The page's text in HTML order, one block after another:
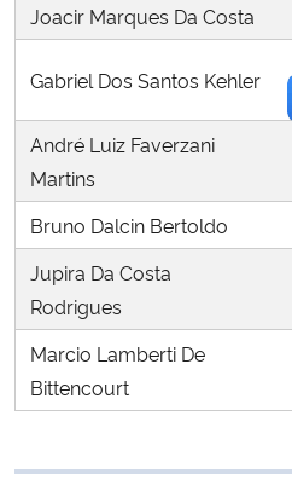
Banco Central do Brasil
Planalto
Joacir Marques Da Costa
Gabriel Dos Santos Kehler
André Luiz Faverzani
Martins
Bruno Dalcin Bertoldo
Jupira Da Costa
Rodrigues
Marcio Lamberti De
Bittencourt